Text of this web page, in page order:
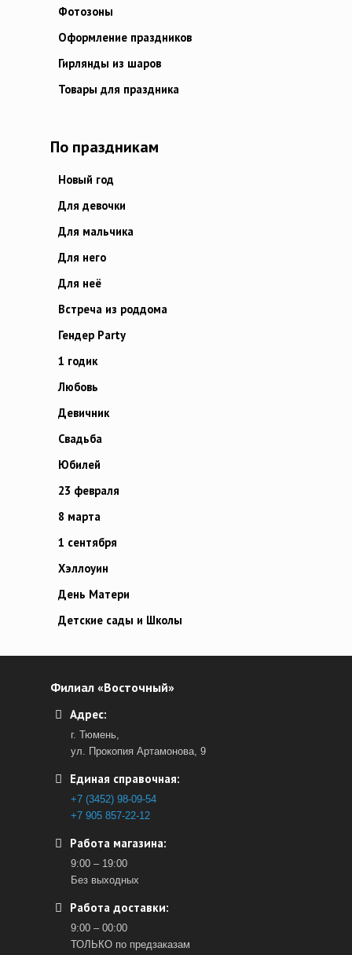
Фотозоны
Оформление праздников
Гирлянды из шаров
Товары для праздника
По праздникам
Новый год
Для девочки
Для мальчика
Для него
Для неё
Встреча из роддома
Гендер Party
1 годик
Любовь
Девичник
Свадьба
Юбилей
23 февраля
8 марта
1 сентября
Хэллоуин
День Матери
Детские сады и Школы
Филиал «Восточный»
Адрес:
г. Тюмень,
ул. Прокопия Артамонова, 9
Единая справочная:
+7 (3452) 98-09-54
+7 905 857-22-12
Работа магазина:
9:00 – 19:00
Без выходных
Работа доставки:
9:00 – 00:00
ТОЛЬКО по предзаказам